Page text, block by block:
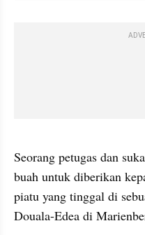
Seorang petugas dan
buah untuk diberikan
piatu yang tinggal di
Douala-Edea di